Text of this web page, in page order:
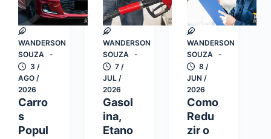
WANDERSON
SOUZA
3 /
AGO /
2026
Carro
s
Popul
WANDERSON
SOUZA
7 /
JUL /
2026
Gasol
ina,
Etano
WANDERSON
SOUZA
8 /
JUN /
2026
Como
Redu
zir o